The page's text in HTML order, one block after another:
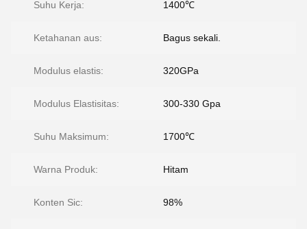
Suhu Kerja: 1400℃
Ketahanan aus: Bagus sekali.
Modulus elastis: 320GPa
Modulus Elastisitas: 300-330 Gpa
Suhu Maksimum: 1700℃
Warna Produk: Hitam
Konten Sic: 98%